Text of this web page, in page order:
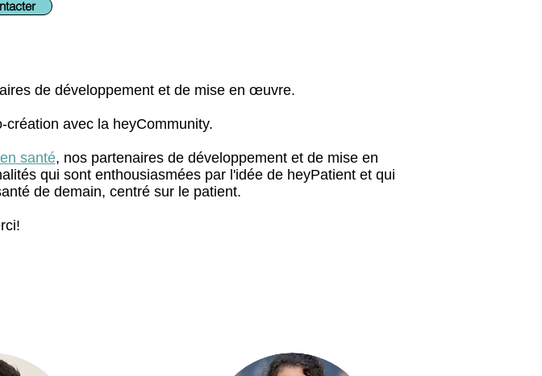
de développement et de mise en œuvre.
avec la heyCommunity.
santé, nos partenaires de développement et de mise en
qui sont enthousiasmées par l'idée de heyPatient et qui
de demain, centré sur le patient.